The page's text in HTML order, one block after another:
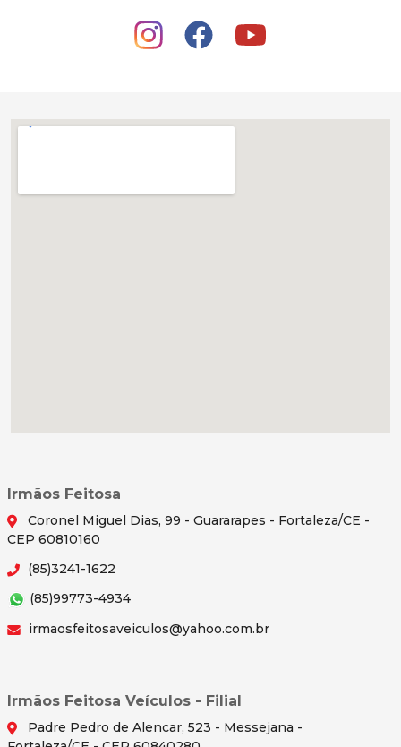
Irmãos Feitosa
Coronel Miguel Dias, 99 - Guararapes - Fortaleza/CE -
CEP 60810160
(85)3241-1622
(85)99773-4934
irmaosfeitosaveiculos@yahoo.com.br
Irmãos Feitosa Veículos - Filial
Padre Pedro de Alencar, 523 - Messejana -